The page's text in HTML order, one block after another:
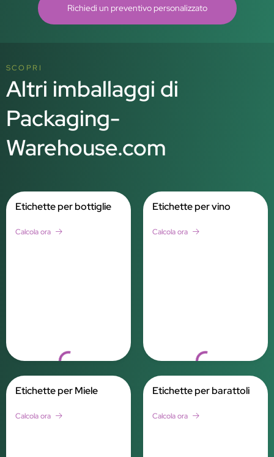
Richiedi un preventivo personalizzato
SCOPRI
Altri imballaggi di
Packaging-
Warehouse.com
Loading...
Etichette per bottiglie
Calcola ora
Loading...
Etichette per vino
Calcola ora
Etichette per Miele
Calcola ora
Etichette per barattoli
Calcola ora